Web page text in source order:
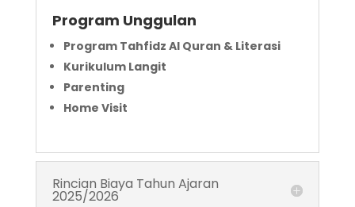
Program Unggulan
Program Tahfidz Al Quran & Literasi
Kurikulum Langit
Parenting
Home Visit
Rincian Biaya Tahun Ajaran
2025/2026